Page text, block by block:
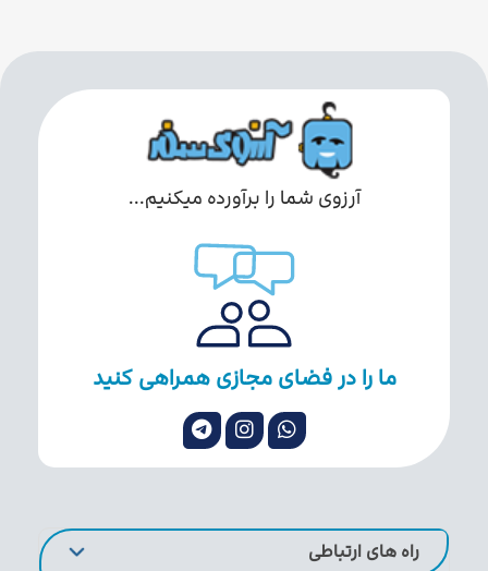
آرزوی شما را برآورده میکنیم...
ما را در فضای مجازی همراهی کنید
راه های ارتباطی